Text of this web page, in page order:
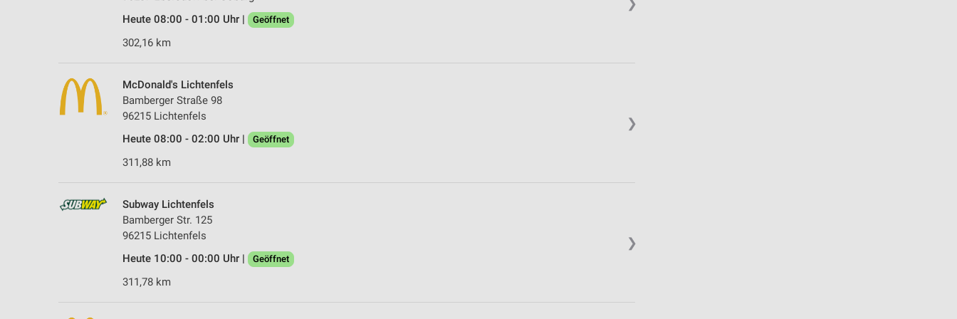
❯
Heute 08:00 - 01:00 Uhr |
Geöffnet
302,16 km
❯
McDonald's Lichtenfels
Bamberger Straße 98
96215 Lichtenfels
Heute 08:00 - 02:00 Uhr |
Geöffnet
311,88 km
❯
Subway Lichtenfels
Bamberger Str. 125
96215 Lichtenfels
Heute 10:00 - 00:00 Uhr |
Geöffnet
311,78 km